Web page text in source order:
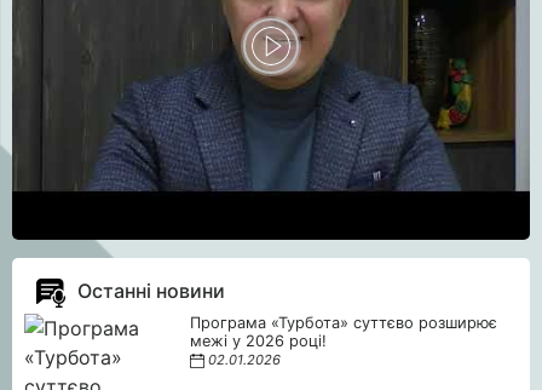
Останні новини
Програма «Турбота» суттєво розширює
межі у 2026 році!
02.01.2026